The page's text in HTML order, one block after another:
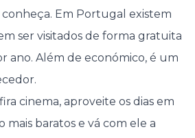
Em Portugal existem
ser visitados de forma gratuita
ano. Além de económico, é um
cinema, aproveite os dias em
mais baratos e vá com ele a